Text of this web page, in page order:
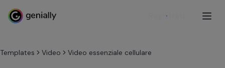
Registrati
Templates Video Video essenziale cellulare